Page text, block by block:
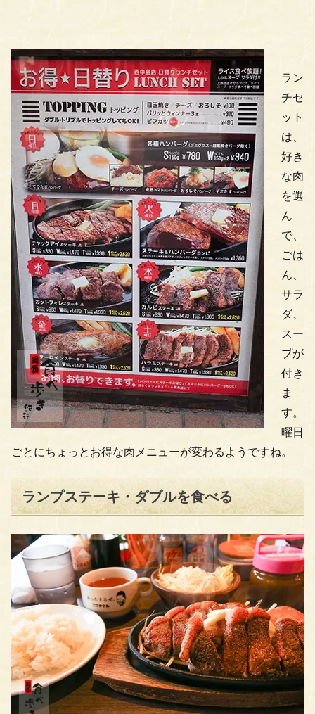
ラン
チセ
ット
は、
好き
な肉
を選
ん
で、
ごは
ん、
サラ
ダ、
スー
プが
付き
ま
す。
曜日
ごとにちょっとお得な肉メニューが変わるようですね。
ランプステーキ・ダブルを食べる